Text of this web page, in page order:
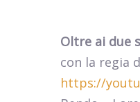
Oltre ai due
con la regia
https://